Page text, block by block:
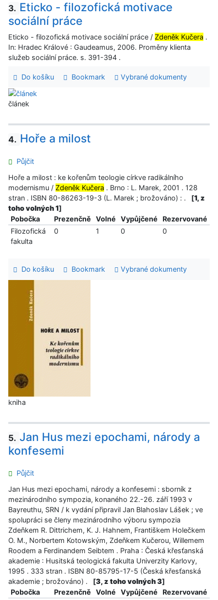
3. Eticko - filozofická motivace
sociální práce
Eticko - filozofická motivace sociální práce / Zdeněk Kučera .
In: Hradec Králové : Gaudeamus, 2006. Proměny klienta
služeb sociální práce. s. 391-394 .
Do košíku Bookmark Vybrané dokumenty
článek
4. Hoře a milost
Půjčit
Hoře a milost : ke kořenům teologie církve radikálního
modernismu / Zdeněk Kučera . Brno : L. Marek, 2001 . 128
stran . ISBN 80-86263-19-3 (L. Marek ; brožováno) : .
[1, z
toho volných 1]
Pobočka
Prezenčně Volné Vypůjčené
Rezervované
Filozofická
fakulta
0 1 0 0
Do košíku Bookmark Vybrané dokumenty
kniha
5. Jan Hus mezi epochami, národy a
konfesemi
Půjčit
Jan Hus mezi epochami, národy a konfesemi : sborník z
mezinárodního sympozia, konaného 22.-26. září 1993 v
Bayreuthu, SRN / k vydání připravil Jan Blahoslav Lášek ; ve
spolupráci se členy mezinárodního výboru sympozia
Zdeňkem R. Dittrichem, K. J. Hahnem, Františkem Holečkem
O. M., Norbertem Kotowským, Zdeňkem Kučerou, Willemem
Roodem a Ferdinandem Seibtem . Praha : Česká křesťanská
akademie : Husitská teologická fakulta Univerzity Karlovy,
1995 . 333 stran . ISBN 80-85795-17-5 (Česká křesťanská
akademie ; brožováno) .
[3, z toho volných 3]
Pobočka
Prezenčně Volné Vypůjčené Rezervované